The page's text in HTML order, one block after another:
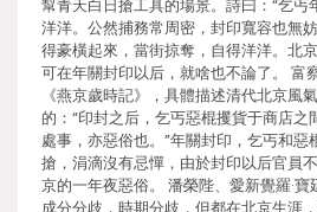
幫青天白日搶工具的場景。詩曰：“乞
洋洋。公然捕務常周密，封印寬容也無
得豪橫起來，當街掠奪，自得洋洋。北
可在年關封印以后，就啥也不論了。 富
《燕京歲時記》，具體描述清代北京風
的：“印封之后，乞丐惡棍攫貨于商店之
處事，亦惡俗也。”年關封印，乞丐和惡
搶，涓滴沒有忌憚，由於封印以后官員
京的一年夜惡俗。 潘榮陛、愛新覺羅·